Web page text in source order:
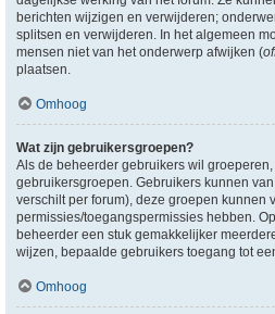
berichten wijzigen en verwijderen;
splitsen en verwijderen. In het algemeen
mensen niet van het onderwerp afwijken (
plaatsen.
Omhoog
Wat zijn gebruikersgroepen?
Als de beheerder gebruikers wil
gebruikersgroepen. Gebruikers kunnen
verschilt per forum), deze groepen kunnen
permissies/toegangspermissies hebben.
beheerder een stuk gemakkelijker
wijzen, bepaalde gebruikers toegang tot
Omhoog